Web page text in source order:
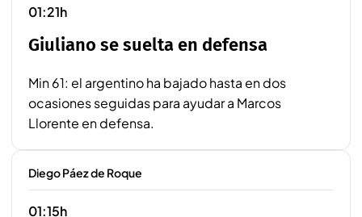
01:21h
Giuliano se suelta en defensa
Min 61: el argentino ha bajado hasta en dos
ocasiones seguidas para ayudar a Marcos
Llorente en defensa.
Diego Páez de Roque
01:15h